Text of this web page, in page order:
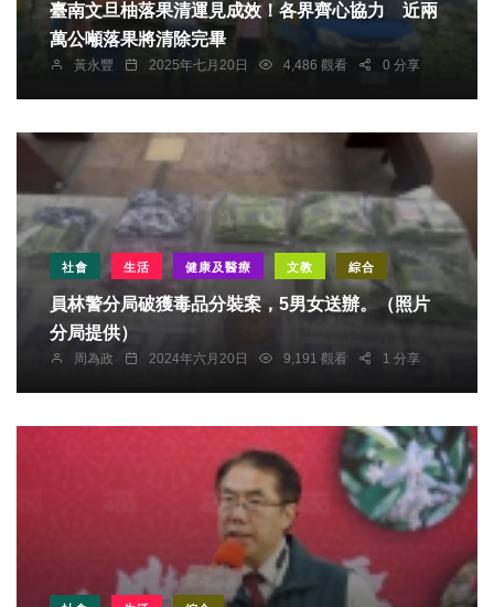
臺南文旦柚落果清運見成效！各界齊心協力 近兩
萬公噸落果將清除完畢
黃永豐 2025年七月20日 4,486 觀看 0 分享
社會 生活 健康及醫療 文教 綜合
員林警分局破獲毒品分裝案，5男女送辦。（照片
分局提供）
周為政 2024年六月20日 9,191 觀看 1 分享